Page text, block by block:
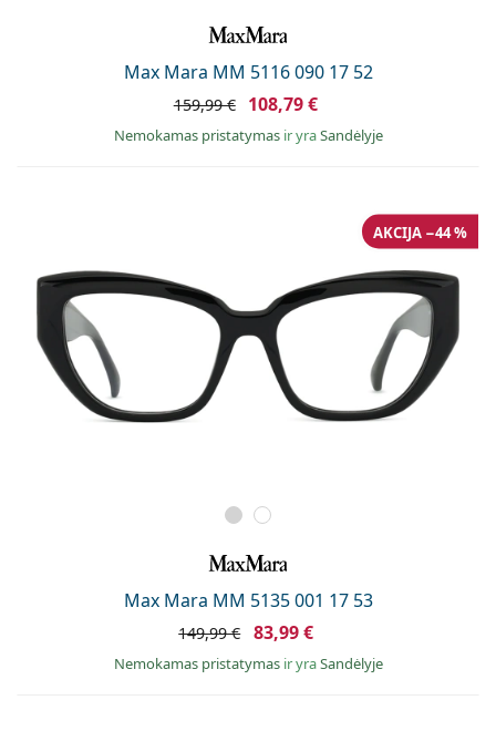
Max Mara MM 5116 090 17 52
159,99 € 108,79 €
Nemokamas pristatymas ir yraSandėlyje
Max Mara MM 5135 001 17 53
AKCIJA −44 %
149,99 € 83,99 €
Nemokamas pristatymas ir yraSandėlyje